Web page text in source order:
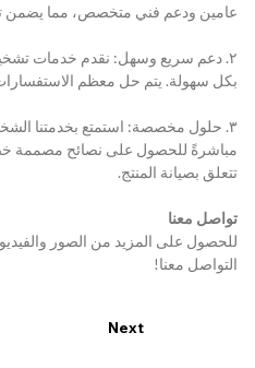
عامين ودعم فني متخصص، مما يضمن
٢. دعم سريع وسهل: نقدم خدمات
بكل سهولة. يتم حل معظم الاستفسارات
٣. حلول مخصصة: استمتع بخدمتنا
مباشرةً للحصول على نصائح مصممة
تتعلق بصيانة المنتج.
تواصل معنا
للحصول على المزيد من الصور
التواصل معنا!
Next